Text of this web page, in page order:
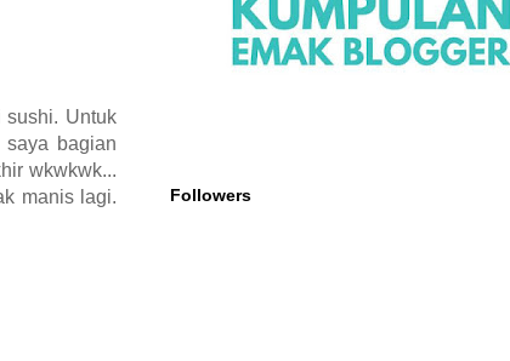
sushi. Untuk
bagian
wkwkwk...
manis lagi.
Followers